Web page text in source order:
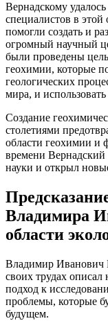
Вернадскому
специалистов в этой
помогли создать и
огромный научный
были проведены
геохимии, которые
геологических
мира, и
Создание
столетиями
области геохимии и
времени Вернадский
науки и открыл
Владимира
области
Владимир Иванович
своих трудах
подход к
проблемы, которые
будущем.